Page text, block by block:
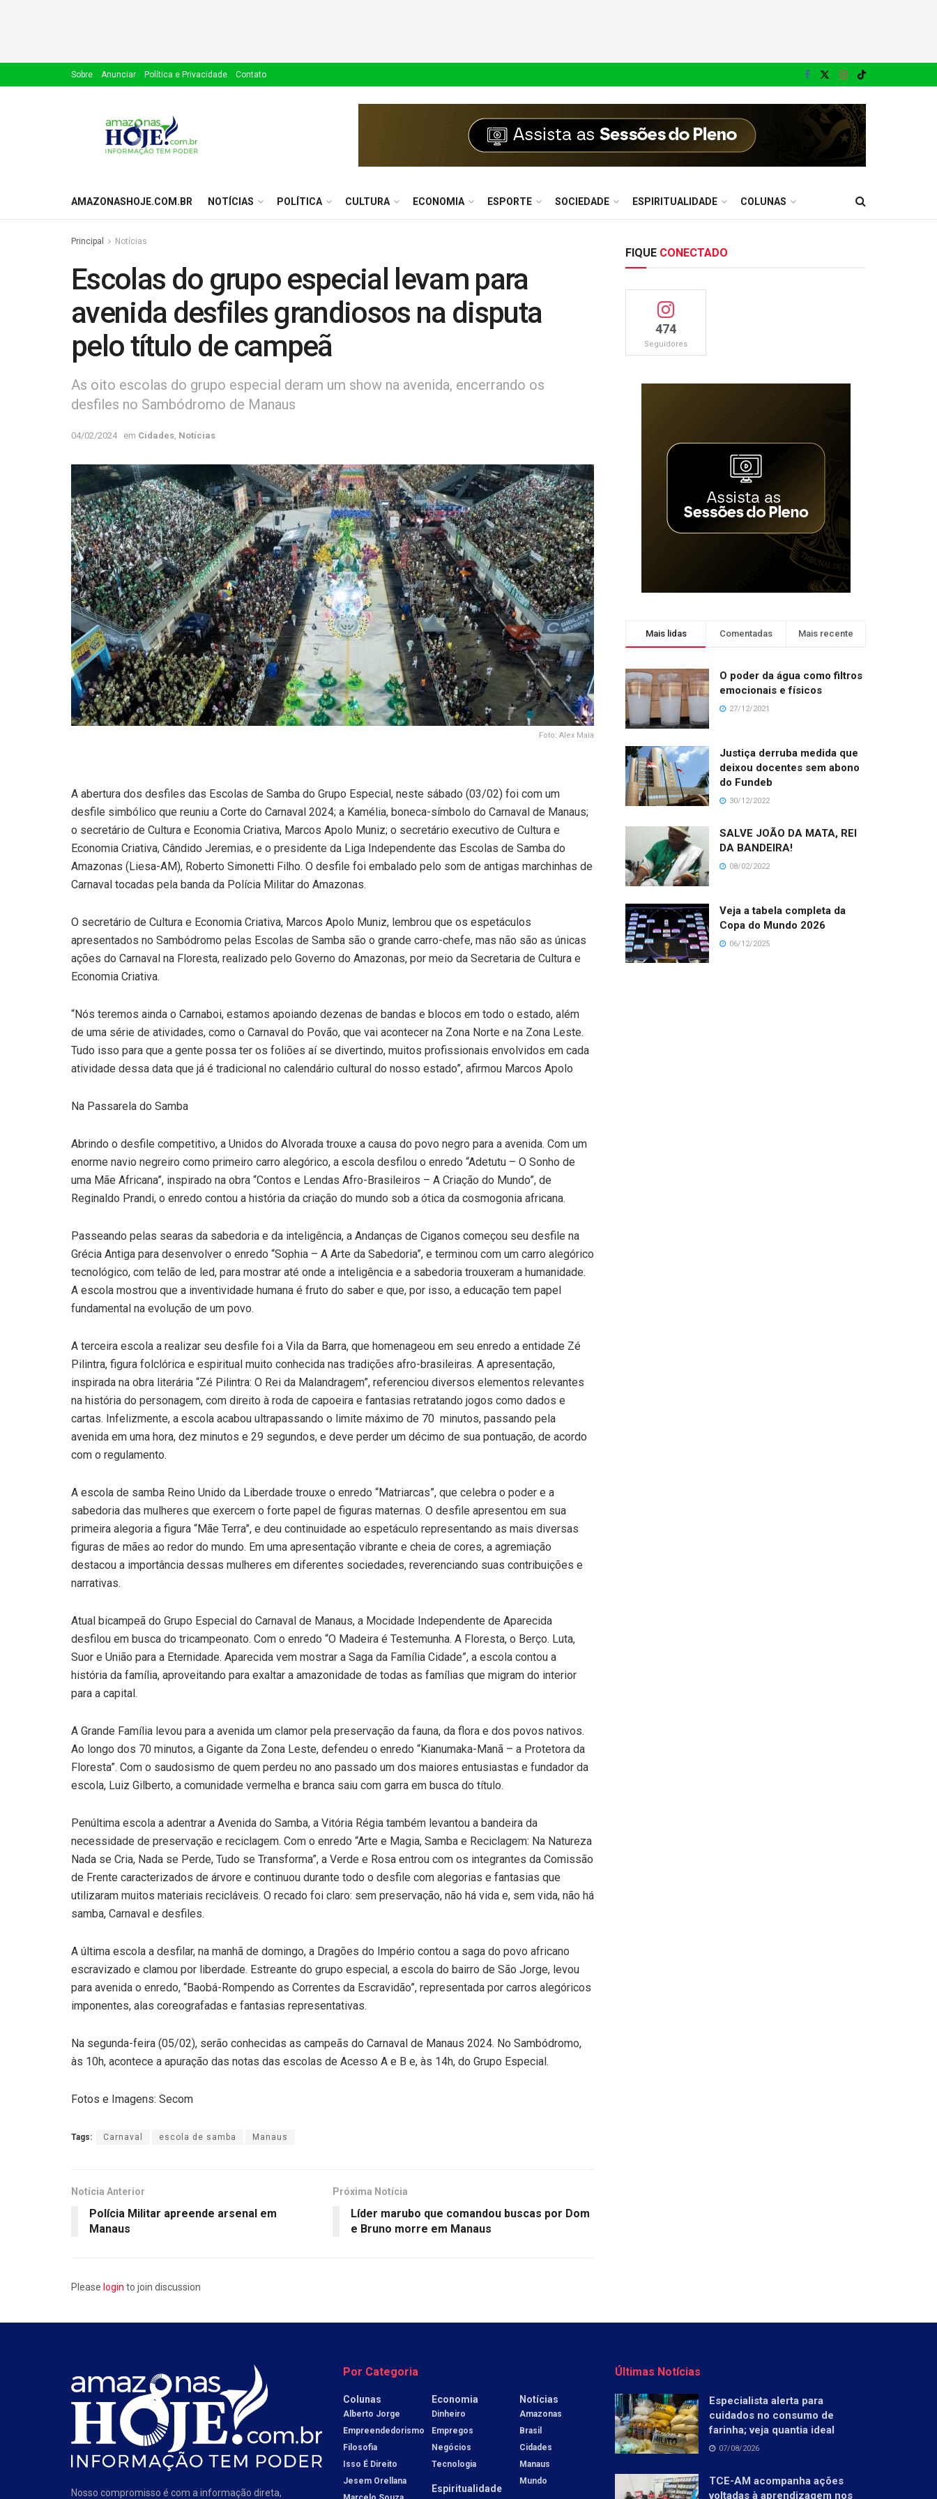
Sobre Anunciar Política e Privacidade Contato
AMAZONASHOJE.COM.BR NOTÍCIAS POLÍTICA CULTURA ECONOMIA ESPORTE SOCIEDADE ESPIRITUALIDADE COLUNAS
Principal Notícias
Escolas do grupo especial levam para
avenida desfiles grandiosos na disputa
pelo título de campeã
As oito escolas do grupo especial deram um show na avenida, encerrando os
desfiles no Sambódromo de Manaus
04/02/2024 em Cidades Notícias
Foto: Alex Maia
A abertura dos desfiles das Escolas de Samba do Grupo Especial, neste sábado (03/02) foi com um
desfile simbólico que reuniu a Corte do Carnaval 2024; a Kamélia, boneca-símbolo do Carnaval de Manaus;
o secretário de Cultura e Economia Criativa, Marcos Apolo Muniz; o secretário executivo de Cultura e
Economia Criativa, Cândido Jeremias, e o presidente da Liga Independente das Escolas de Samba do
Amazonas (Liesa-AM), Roberto Simonetti Filho. O desfile foi embalado pelo som de antigas marchinhas de
Carnaval tocadas pela banda da Polícia Militar do Amazonas.
O secretário de Cultura e Economia Criativa, Marcos Apolo Muniz, lembrou que os espetáculos
apresentados no Sambódromo pelas Escolas de Samba são o grande carro-chefe, mas não são as únicas
ações do Carnaval na Floresta, realizado pelo Governo do Amazonas, por meio da Secretaria de Cultura e
Economia Criativa.
“Nós teremos ainda o Carnaboi, estamos apoiando dezenas de bandas e blocos em todo o estado, além
de uma série de atividades, como o Carnaval do Povão, que vai acontecer na Zona Norte e na Zona Leste.
Tudo isso para que a gente possa ter os foliões aí se divertindo, muitos profissionais envolvidos em cada
atividade dessa data que já é tradicional no calendário cultural do nosso estado”, afirmou Marcos Apolo
Na Passarela do Samba
Abrindo o desfile competitivo, a Unidos do Alvorada trouxe a causa do povo negro para a avenida. Com um
enorme navio negreiro como primeiro carro alegórico, a escola desfilou o enredo “Adetutu – O Sonho de
uma Mãe Africana”, inspirado na obra “Contos e Lendas Afro-Brasileiros – A Criação do Mundo”, de
Reginaldo Prandi, o enredo contou a história da criação do mundo sob a ótica da cosmogonia africana.
Passeando pelas searas da sabedoria e da inteligência, a Andanças de Ciganos começou seu desfile na
Grécia Antiga para desenvolver o enredo “Sophia – A Arte da Sabedoria”, e terminou com um carro alegórico
tecnológico, com telão de led, para mostrar até onde a inteligência e a sabedoria trouxeram a humanidade.
A escola mostrou que a inventividade humana é fruto do saber e que, por isso, a educação tem papel
fundamental na evolução de um povo.
A terceira escola a realizar seu desfile foi a Vila da Barra, que homenageou em seu enredo a entidade Zé
Pilintra, figura folclórica e espiritual muito conhecida nas tradições afro-brasileiras. A apresentação,
inspirada na obra literária “Zé Pilintra: O Rei da Malandragem”, referenciou diversos elementos relevantes
na história do personagem, com direito à roda de capoeira e fantasias retratando jogos como dados e
cartas. Infelizmente, a escola acabou ultrapassando o limite máximo de 70 minutos, passando pela
avenida em uma hora, dez minutos e 29 segundos, e deve perder um décimo de sua pontuação, de acordo
com o regulamento.
A escola de samba Reino Unido da Liberdade trouxe o enredo “Matriarcas”, que celebra o poder e a
sabedoria das mulheres que exercem o forte papel de figuras maternas. O desfile apresentou em sua
primeira alegoria a figura “Mãe Terra”, e deu continuidade ao espetáculo representando as mais diversas
figuras de mães ao redor do mundo. Em uma apresentação vibrante e cheia de cores, a agremiação
destacou a importância dessas mulheres em diferentes sociedades, reverenciando suas contribuições e
narrativas.
Atual bicampeã do Grupo Especial do Carnaval de Manaus, a Mocidade Independente de Aparecida
desfilou em busca do tricampeonato. Com o enredo “O Madeira é Testemunha. A Floresta, o Berço. Luta,
Suor e União para a Eternidade. Aparecida vem mostrar a Saga da Família Cidade”, a escola contou a
história da família, aproveitando para exaltar a amazonidade de todas as famílias que migram do interior
para a capital.
A Grande Família levou para a avenida um clamor pela preservação da fauna, da flora e dos povos nativos.
Ao longo dos 70 minutos, a Gigante da Zona Leste, defendeu o enredo “Kianumaka-Manã – a Protetora da
Floresta”. Com o saudosismo de quem perdeu no ano passado um dos maiores entusiastas e fundador da
escola, Luiz Gilberto, a comunidade vermelha e branca saiu com garra em busca do título.
Penúltima escola a adentrar a Avenida do Samba, a Vitória Régia também levantou a bandeira da
necessidade de preservação e reciclagem. Com o enredo “Arte e Magia, Samba e Reciclagem: Na Natureza
Nada se Cria, Nada se Perde, Tudo se Transforma”, a Verde e Rosa entrou com os integrantes da Comissão
de Frente caracterizados de árvore e continuou durante todo o desfile com alegorias e fantasias que
utilizaram muitos materiais recicláveis. O recado foi claro: sem preservação, não há vida e, sem vida, não há
samba, Carnaval e desfiles.
A última escola a desfilar, na manhã de domingo, a Dragões do Império contou a saga do povo africano
escravizado e clamou por liberdade. Estreante do grupo especial, a escola do bairro de São Jorge, levou
para avenida o enredo, “Baobá-Rompendo as Correntes da Escravidão”, representada por carros alegóricos
imponentes, alas coreografadas e fantasias representativas.
Na segunda-feira (05/02), serão conhecidas as campeãs do Carnaval de Manaus 2024. No Sambódromo,
às 10h, acontece a apuração das notas das escolas de Acesso A e B e, às 14h, do Grupo Especial.
Fotos e Imagens: Secom
Tags: Carnaval escola de samba Manaus
Notícia Anterior
Polícia Militar apreende arsenal em
Manaus
Próxima Notícia
Líder marubo que comandou buscas por Dom
e Bruno morre em Manaus
Please login to join discussion
FIQUE CONECTADO
474
Seguidores
Mais lidas Comentadas Mais recente
O poder da água como filtros
emocionais e físicos
27/12/2021
Justiça derruba medida que
deixou docentes sem abono
do Fundeb
30/12/2022
SALVE JOÃO DA MATA, REI
DA BANDEIRA!
08/02/2022
Veja a tabela completa da
Copa do Mundo 2026
06/12/2025
Nosso compromisso é com a informação direta,
Por Categoria
Colunas
Alberto Jorge
Empreendedorismo
Filosofia
Isso É Direito
Jesem Orellana
Economia
Dinheiro
Empregos
Negócios
Tecnologia
Espiritualidade
Notícias
Amazonas
Brasil
Cidades
Manaus
Mundo
Últimas Notícias
Especialista alerta para
cuidados no consumo de
farinha; veja quantia ideal
07/08/2026
TCE-AM acompanha ações
voltadas à aprendizagem nos